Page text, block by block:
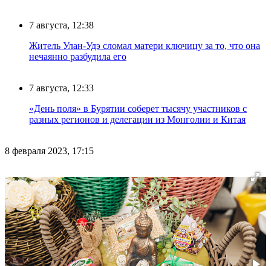
7 августа, 12:38
Житель Улан-Удэ сломал матери ключицу за то, что она
нечаянно разбудила его
7 августа, 12:33
«День поля» в Бурятии соберет тысячу участников с
разных регионов и делегации из Монголии и Китая
8 февраля 2023, 17:15